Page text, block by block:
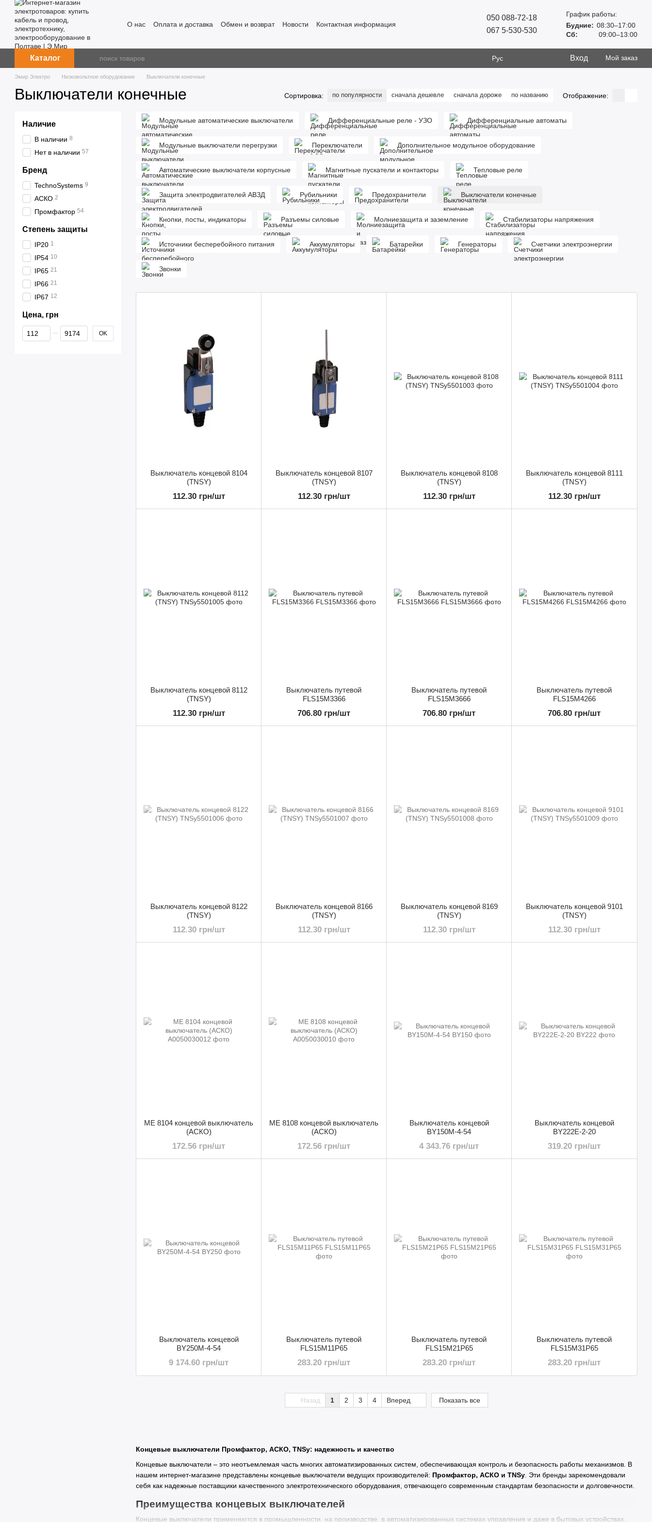
Перейти к основному контенту
О нас Оплата и доставка Обмен и возврат Новости Контактная информация
050 088-72-18
067 5-530-530
График работы:
Будние: 08:30–17:00
Сб:
09:00–13:00
Каталог Рус Вход Мой заказ
Эмир Электро Низковольтное оборудование Выключатели конечные
Выключатели конечные Сортировка: по популярности сначала дешевле сначала дороже по названию Отображение:
Модульные автоматические выключатели Дифференциальные реле - УЗО Дифференциальные автоматы
Модульные выключатели перегрузки Переключатели Дополнительное модульное оборудование
Автоматические выключатели корпусные Магнитные пускатели и контакторы Тепловые реле
Защита электродвигателей АВЗД Рубильники Предохранители Выключатели конечные
Кнопки, посты, индикаторы Разъемы силовые Молниезащита и заземление Стабилизаторы напряжения
Источники бесперебойного питания Аккумуляторы Батарейки Генераторы Счетчики электроэнергии
Звонки
Концевые выключатели Промфактор, АСКО, TNSy: надежность и качество
Концевые выключатели – это неотъемлемая часть многих автоматизированных систем, обеспечивающая контроль и безопасность работы механизмов. В
нашем интернет-магазине представлены концевые выключатели ведущих производителей: Промфактор, АСКО и TNSy . Эти бренды зарекомендовали
себя как надежные поставщики качественного электротехнического оборудования, отвечающего современным стандартам безопасности и долговечности.
Преимущества концевых выключателей
Концевые выключатели применяются в промышленности, на производстве, в автоматизированных системах управления и даже в бытовых устройствах.
Выключатель концевой 8104
(TNSY)
112.30 грн/шт
Выключатель концевой 8107
(TNSY)
112.30 грн/шт
Выключатель концевой 8108
(TNSY)
112.30 грн/шт
Выключатель концевой 8111
(TNSY)
112.30 грн/шт
Выключатель концевой 8112
(TNSY)
112.30 грн/шт
Выключатель путевой
FLS15M3366
706.80 грн/шт
Выключатель путевой
FLS15M3666
706.80 грн/шт
Выключатель путевой
FLS15M4266
706.80 грн/шт
Выключатель концевой 8122
(TNSY)
112.30 грн/шт
Выключатель концевой 8166
(TNSY)
112.30 грн/шт
Выключатель концевой 8169
(TNSY)
112.30 грн/шт
Выключатель концевой 9101
(TNSY)
112.30 грн/шт
МЕ 8104 концевой выключатель
(АСКО)
172.56 грн/шт
МЕ 8108 концевой выключатель
(АСКО)
172.56 грн/шт
Выключатель концевой
BY150М-4-54
4 343.76 грн/шт
Выключатель концевой
BY222Е-2-20
319.20 грн/шт
Выключатель концевой
BY250М-4-54
9 174.60 грн/шт
Выключатель путевой
FLS15M11P65
283.20 грн/шт
Выключатель путевой
FLS15M21P65
283.20 грн/шт
Выключатель путевой
FLS15M31P65
283.20 грн/шт
Назад 1 2 3 4 Вперед Показать все
Наличие
В наличии 8
Нет в наличии 57
Бренд
TechnoSystems 9
АСКО 2
Промфактор 54
Степень защиты
IP20 1
IP54 10
IP65 21
IP66 21
IP67 12
Цена, грн
От Цена, грн
До Цена, грн OK